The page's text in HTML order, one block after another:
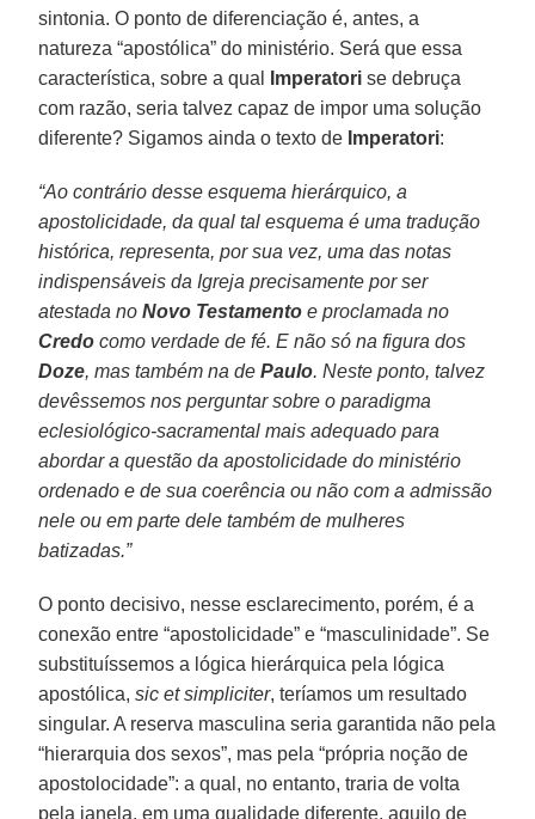
sintonia. O ponto de diferenciação é, antes, a
natureza “apostólica” do ministério. Será que essa
característica, sobre a qual
Imperatori se debruça
com razão, seria talvez capaz de impor uma solução
diferente? Sigamos ainda o texto de Imperatori:
“Ao contrário desse esquema hierárquico, a
apostolicidade, da qual tal esquema é uma tradução
histórica, representa, por sua vez, uma das notas
indispensáveis ​​da Igreja precisamente por ser
atestada noNovo Testamento e proclamada no
Credo como verdade de fé. E não só na figura dos
Doze, mas também na dePaulo. Neste ponto, talvez
devêssemos nos perguntar sobre o paradigma
eclesiológico-sacramental mais adequado para
abordar a questão da apostolicidade do ministério
ordenado e de sua coerência ou não com a admissão
nele ou em parte dele também de mulheres
batizadas.”
O ponto decisivo, nesse esclarecimento, porém, é a
conexão entre “apostolicidade” e “masculinidade”. Se
substituíssemos a lógica hierárquica pela lógica
apostólica,sic et simpliciter, teríamos um resultado
singular. A reserva masculina seria garantida não pela
“hierarquia dos sexos”, mas pela “própria noção de
apostolocidade”: a qual, no entanto, traria de volta
pela janela, em uma qualidade diferente, aquilo de